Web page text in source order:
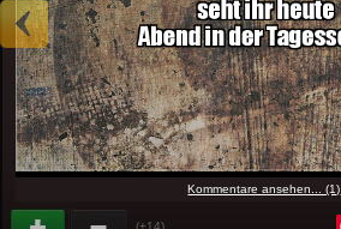
Kommentare ansehen... (1)
(+14)